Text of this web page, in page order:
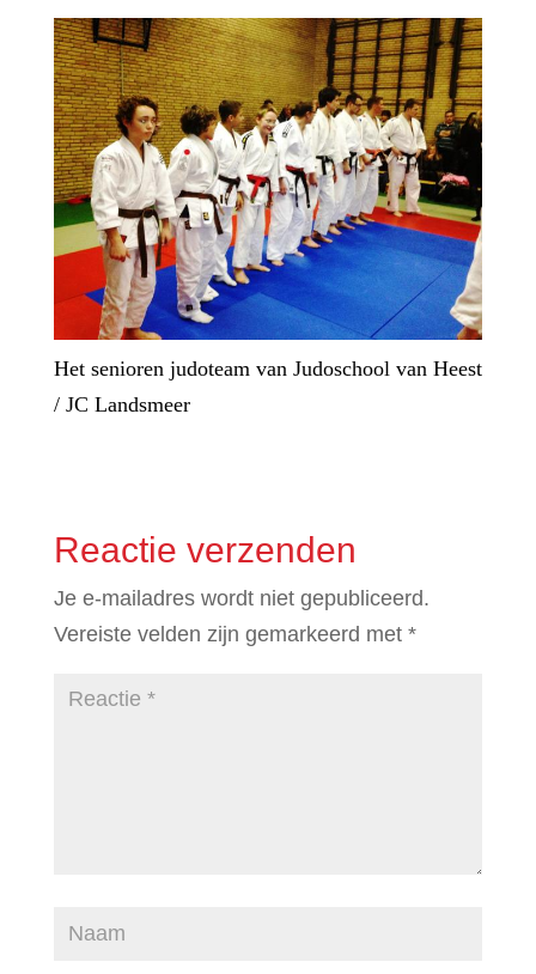
Het senioren judoteam van Judoschool van Heest
/ JC Landsmeer
Reactie verzenden
Je e-mailadres wordt niet gepubliceerd.
Vereiste velden zijn gemarkeerd met *